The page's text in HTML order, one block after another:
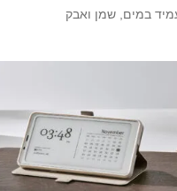
במים, שמן ואבק